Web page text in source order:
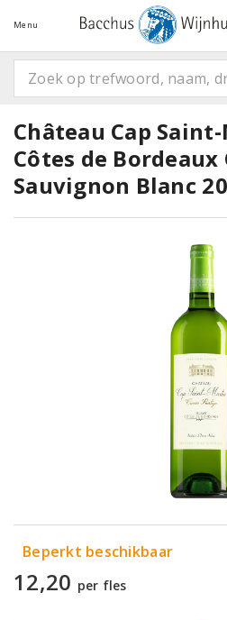
Menu
Château Cap
Côtes de
Sauvignon Blanc
Beperkt beschikbaar
12,20 per fles